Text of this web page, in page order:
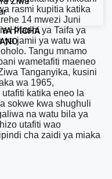
PICHA
rasmi kupitia katika
14 mwezi Juni
Hifadhi ya Taifa ya
ya jamii ya watu wa
Tangu mnamo
wametafiti maeneo
Tanganyika, kusini
wa 1965,
katika eneo la
sokwe kwa shughuli
na watu bila ya
utafiti wao
cha zaidi ya miaka